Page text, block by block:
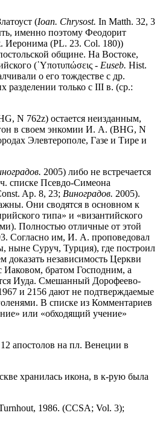
(Ioan. Chrysost. In Matth. 32, 3
именно поэтому Феодорит
Иеронима (PL. 23. Col. 180))
общине. На Востоке,
(῾Υποτυπώσεις - Euseb. Hist.
о его тождестве с др.
разделении только с III в. (ср.:
N 762z) остается неизданным,
в своем энкомии И. А. (BHG, N
Элевтерополе, Газе и Тире и
2005) либо не встречается
списке Псевдо-Симеона
Ap. 8, 23; Виноградов. 2005).
Они сводятся в основном к
типа» и «византийского
Полностью отличные от этой
Согласно им, И. А. проповедовал
ныне Суруч, Турция), где построил
доказать независимость Церкви
Иаковом, братом Господним, а
Иуда. Смешанный Дорофеево-
и 2156 дают не подтверждаемые
В списке из Комментариев
или «обходящий учение»
апостолов на пл. Венеции в
хранилась икона, в к-рую была
1986. (CCSA; Vol. 3);